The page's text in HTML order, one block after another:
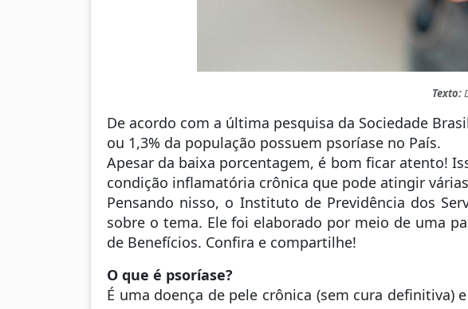
Texto:
De acordo com a última pesquisa da Sociedade
ou 1,3% da população possuem psoríase no País.
Apesar da baixa porcentagem, é bom ficar atento!
condição inflamatória crônica que pode atingir
Pensando nisso, o Instituto de Previdência dos
sobre o tema. Ele foi elaborado por meio de uma
de Benefícios. Confira e compartilhe!
O que é psoríase?
É uma doença de pele crônica (sem cura definitiva)